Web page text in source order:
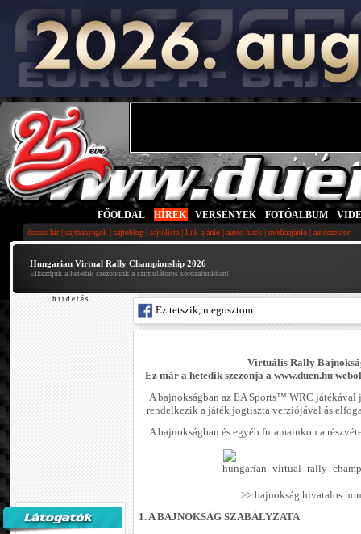
FŐOLDAL HÍREK VERSENYEK FOTÓALBUM
összes hír| sajtóanyagok | sajtóblog | sajtólista | link ajánló | autós hírek | médiaajánló | autószektor
Hungarian Virtual Rally Championship 2026
Elkezdjük a hetedik szezonunk a szimulátoros sorozatunkban!
h i r d e t é s
Ez tetszik, megosztom
Virtuális Rally
Ez már a hetedik szezonja a www.duen.hu
A bajnokságban az EA Sports™ WRC
rendelkezik a játék jogtiszta verziójával ás
A bajnokságban és egyéb futamainkon a
>> bajnokság hivatalos
1. A BAJNOKSÁG SZABÁLYZATA